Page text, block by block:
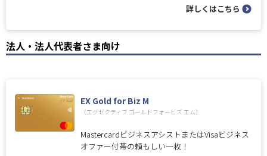
詳しくはこちら
法人・法人代表者さま向け
EX Gold for Biz M
（エグゼクティブ ゴールドフォービズ エム）
MastercardビジネスアシストまたはVisaビジネス
オファー付帯の頼もしい一枚！